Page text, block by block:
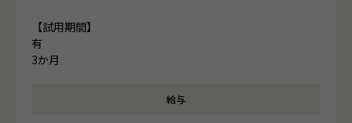
【試用期間】
有
3か月
給与